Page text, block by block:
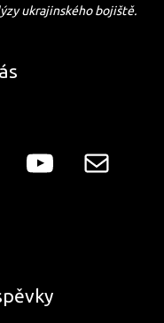
ukrajinského bojiště.